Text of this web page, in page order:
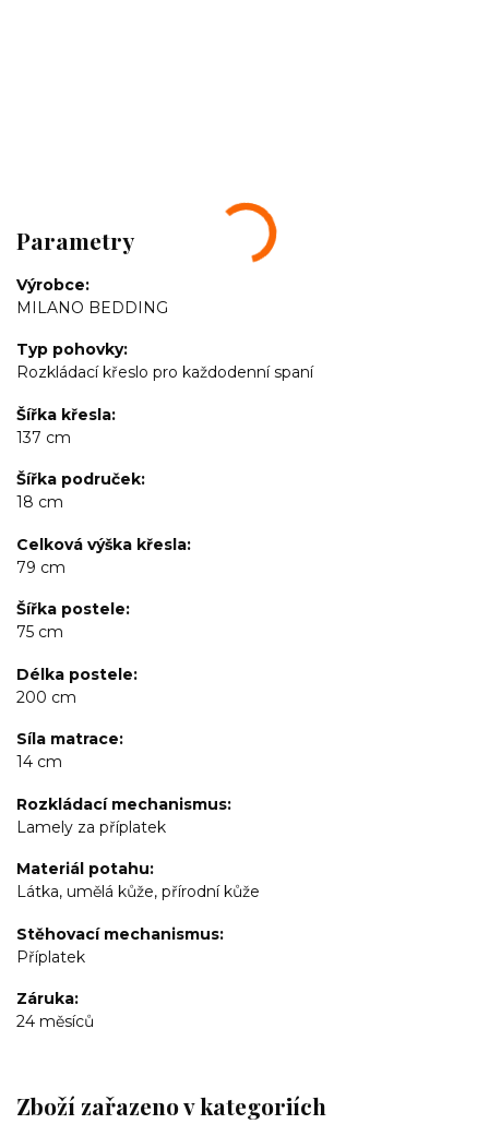
Parametry
Výrobce
MILANO BEDDING
Typ pohovky
Rozkládací křeslo pro každodenní spaní
Šířka křesla
137 cm
Šířka područek
18 cm
Celková výška křesla
79 cm
Šířka postele
75 cm
Délka postele
200 cm
Síla matrace
14 cm
Rozkládací mechanismus
Lamely za příplatek
Materiál potahu
Látka, umělá kůže, přírodní kůže
Stěhovací mechanismus
Příplatek
Záruka
24 měsíců
Zboží zařazeno v kategoriích